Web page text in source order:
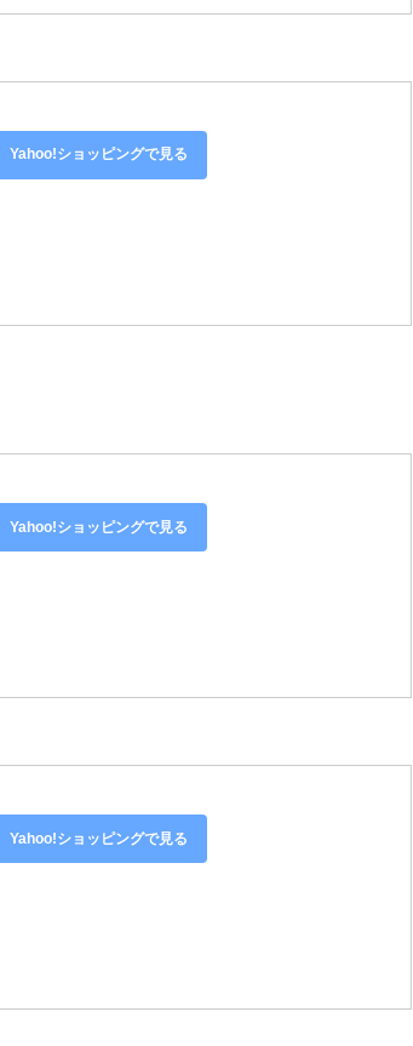
Yahoo!ショッピングで見る
Yahoo!ショッピングで見る
Yahoo!ショッピングで見る